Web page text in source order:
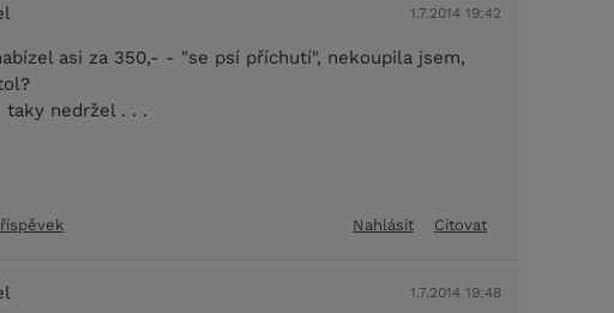
1.7.2014 19:42
asi za 350,- - "se psí příchutí", nekoupila jsem,
taky nedržel . . .
Nahlásit Citovat
1.7.2014 19:48